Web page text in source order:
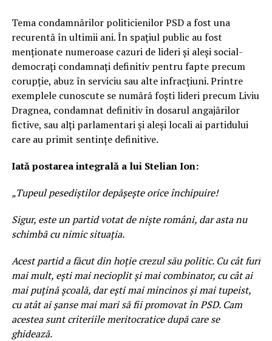
Tema condamnărilor politicienilor PSD a fost una
recurentă în ultimii ani. În spațiul public au fost
menționate numeroase cazuri de lideri și aleși social-
democrați condamnați definitiv pentru fapte precum
corupție, abuz în serviciu sau alte infracțiuni. Printre
exemplele cunoscute se numără foști lideri precum Liviu
Dragnea, condamnat definitiv în dosarul angajărilor
fictive, sau alți parlamentari și aleși locali ai partidului
care au primit sentințe definitive.
Iată postarea integrală a lui Stelian Ion:
„Tupeul pesediștilor depășește orice închipuire!
Sigur, este un partid votat de niște români, dar asta nu
schimbă cu nimic situația.
Acest partid a făcut din hoție crezul său politic. Cu cât furi
mai mult, ești mai necioplit și mai combinator, cu cât ai
mai puțină școală, dar ești mai mincinos și mai tupeist,
cu atât ai șanse mai mari să fii promovat în PSD. Cam
acestea sunt criteriile meritocratice după care se
ghidează.